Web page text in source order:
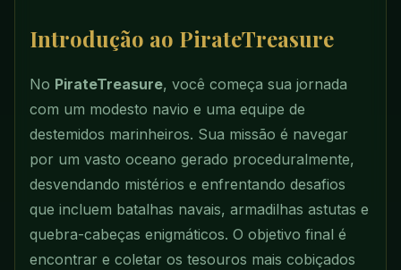
Introdução ao PirateTreasure
No PirateTreasure, você começa sua jornada
com um modesto navio e uma equipe de
destemidos marinheiros. Sua missão é navegar
por um vasto oceano gerado proceduralmente,
desvendando mistérios e enfrentando desafios
que incluem batalhas navais, armadilhas astutas e
quebra-cabeças enigmáticos. O objetivo final é
encontrar e coletar os tesouros mais cobiçados